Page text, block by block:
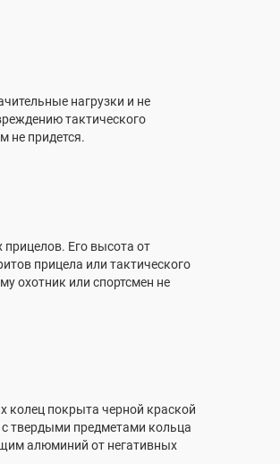
нагрузки и не
тактического
не придется.
Его высота от
прицела или тактического
охотник или спортсмен не
покрыта черной краской
твердыми предметами кольца
алюминий от негативных